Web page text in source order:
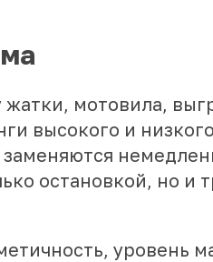
жатки, мотовила,
высокого и
остановкой, но и
уровень